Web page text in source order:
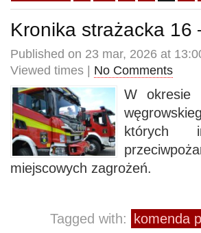
Kronika strażacka 16
Published on 23 mar, 2026 at
Viewed times | No Comments
W okresie
których
miejscowych zagrożeń.
Tagged with: komenda